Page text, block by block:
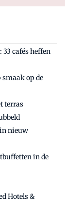
cafés heffen
smaak op de
terras
nieuw
in de
Hotels &